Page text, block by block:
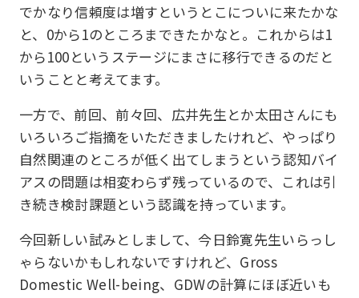
でかなり信頼度は増すというとこについに来たかな
と、0から1のところまできたかなと。これからは1
から100というステージにまさに移行できるのだと
いうことと考えてます。
一方で、前回、前々回、広井先生とか太田さんにも
いろいろご指摘をいただきましたけれど、やっぱり
自然関連のところが低く出てしまうという認知バイ
アスの問題は相変わらず残っているので、これは引
き続き検討課題という認識を持っています。
今回新しい試みとしまして、今日鈴寛先生いらっし
ゃらないかもしれないですけれど、Gross
Domestic Well-being、GDWの計算にほぼ近いも